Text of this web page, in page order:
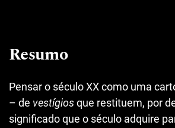
Resumo
Pensar o século XX como uma
– de vestígiosque restituem, por
significado que o século adquire